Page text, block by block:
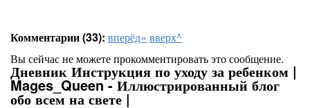
Комментарии (33): вперёд» вверх^
Вы сейчас не можете прокомментировать это сообщение.
Дневник Инструкция по уходу за ребенком |
Mages_Queen - Иллюстрированный блог
обо всем на свете |